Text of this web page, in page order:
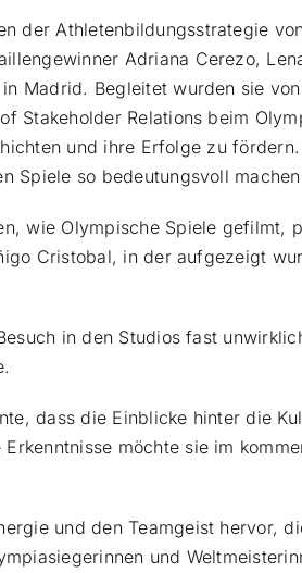
der Athletenbildungsstrategie von
Adriana Cerezo,
Madrid. Begleitet wurden sie
Stakeholder Relations beim
und ihre Erfolge zu
Spiele so bedeutungsvoll
wie Olympische Spiele
Cristobal, in der aufgezeigt
in den Studios fast
dass die Einblicke hinter die
möchte sie im
und den Teamgeist hervor,
und